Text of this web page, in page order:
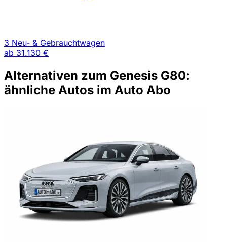
3 Neu- & Gebrauchtwagen
ab 31.130 €
Alternativen zum Genesis G80:
ähnliche Autos im Auto Abo